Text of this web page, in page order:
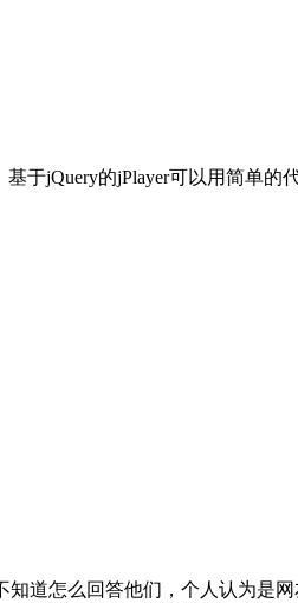
于jQuery的jPlayer可以用简单
道怎么回答他们，个人认为是